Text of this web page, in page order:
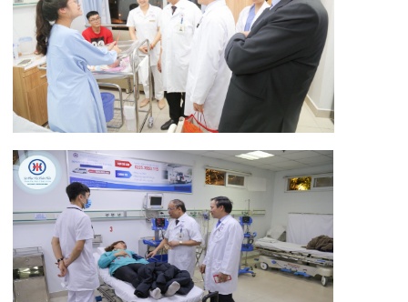
bệnh viện chú trọng quan tâm, đảm bảo phục vụ
bệnh nhân một cách hiệu quả nhất.
Tin mới nhất
THÔNG BÁO THAY ĐỔI GIỜ LÀM
VIỆC
31/07/2026
TRẢI NGHIỆM Y TẾ CHUẨN QUỐC
TẾ CHẠM ĐẾN TRÁI TI...